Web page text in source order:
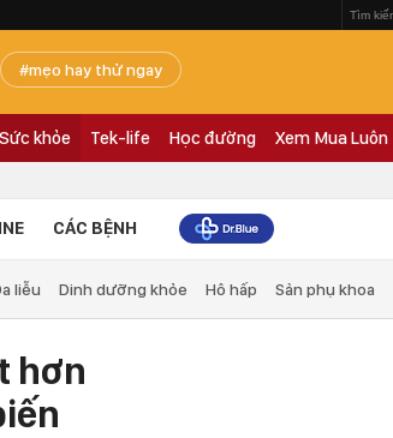
mẹo hay thử ngay
Sức khỏe Tek-life Học đường Xem Mua Luôn
CÁC BỆNH
liễu Dinh dưỡng khỏe Hô hấp Sản phụ khoa
hơn